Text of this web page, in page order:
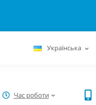
Українська
Час роботи